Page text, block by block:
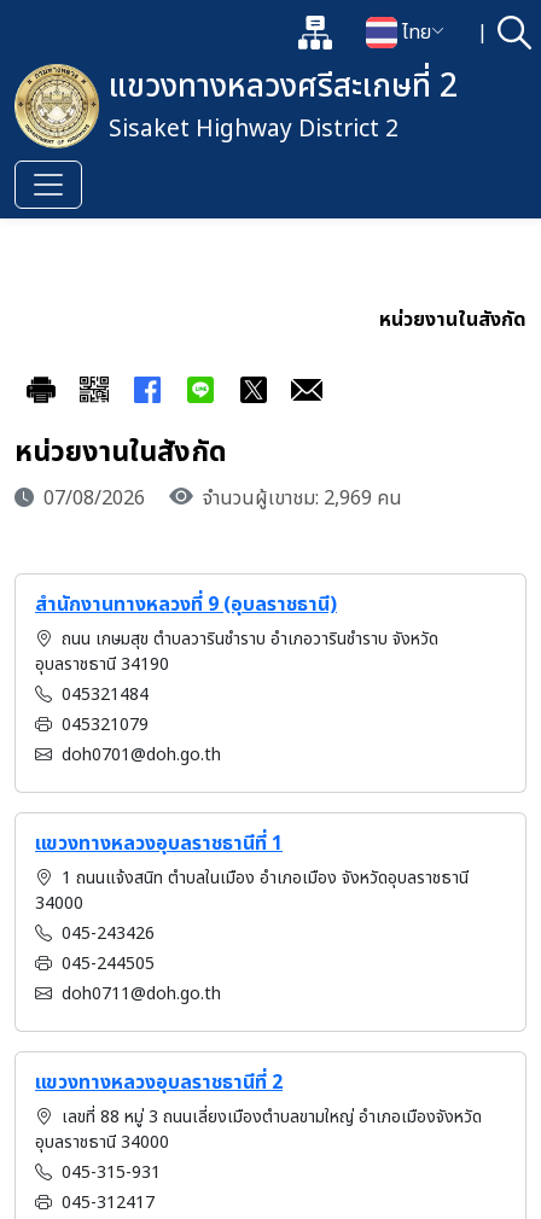
แผนผังเว็บไซต์
เปลี่ยนภาษา
ไทย | ค้
เปิดกล่องค้นหาข้อมูลหลักของเ
แขวงทางหลวงศรีสะเกษที่ 2
Sisaket Highway District 2
หน่วยงานในสังกัด
หน่วยงานในสังกัด
07/08/2026 จำนวนผู้เขาชม: 2,969 คน
สำนักงานทางหลวงที่ 9 (อุบลราชธานี)
ถนน เกษมสุข ตำบลวารินชำราบ อำเภอวารินชำราบ จังหวัด
อุบลราชธานี 34190
045321484
045321079
doh0701@doh.go.th
แขวงทางหลวงอุบลราชธานีที่ 1
1 ถนนแจ้งสนิท ตำบลในเมือง อำเภอเมือง จังหวัดอุบลราชธานี
34000
045-243426
045-244505
doh0711@doh.go.th
แขวงทางหลวงอุบลราชธานีที่ 2
เลขที่ 88 หมู่ 3 ถนนเลี่ยงเมืองตำบลขามใหญ่ อำเภอเมืองจังหวัด
อุบลราชธานี 34000
045-315-931
045-312417